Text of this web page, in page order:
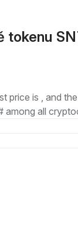
tokenu
price is , and
among all